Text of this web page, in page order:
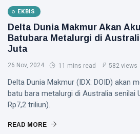
EKBIS
Delta Dunia Makmur Akan
Batubara Metalurgi di
Juta
26 Nov, 2024 11 mins read 582 views
Delta Dunia Makmur (IDX: DOID) akan
batu bara metalurgi di Australia senilai
Rp7,2 triliun).
READ MORE